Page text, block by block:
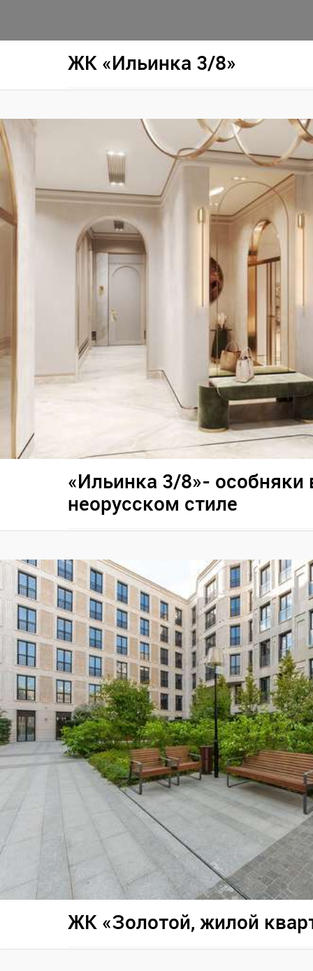
ЖК «Ильинка 3/8»
«Ильинка 3/8»- особняки
неорусском стиле
ЖК «Золотой, жилой